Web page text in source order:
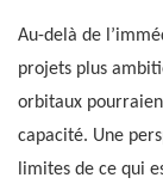
Au-delà de
projets plus
orbitaux
capacité. Une
limites de ce qui